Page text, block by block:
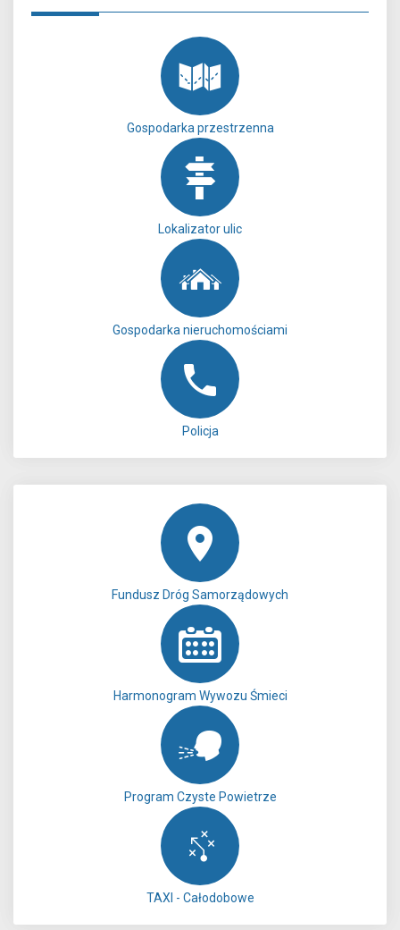
Gospodarka przestrzenna
Lokalizator ulic
Gospodarka nieruchomościami
Policja
Fundusz Dróg Samorządowych
Harmonogram Wywozu Śmieci
Program Czyste Powietrze
TAXI - Całodobowe